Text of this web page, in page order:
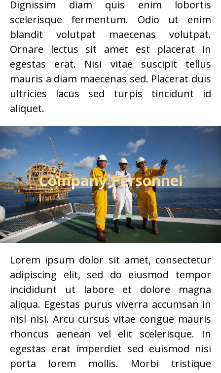
Dignissim diam quis enim lobortis
scelerisque fermentum. Odio ut enim
blandit volutpat maecenas volutpat.
Ornare lectus sit amet est placerat in
egestas erat. Nisi vitae suscipit tellus
mauris a diam maecenas sed. Placerat duis
ultricies lacus sed turpis tincidunt id
aliquet.
Lorem ipsum dolor sit amet, consectetur
adipiscing elit, sed do eiusmod tempor
incididunt ut labore et dolore magna
aliqua. Egestas purus viverra accumsan in
nisl nisi. Arcu cursus vitae congue mauris
rhoncus aenean vel elit scelerisque. In
egestas erat imperdiet sed euismod nisi
porta lorem mollis. Morbi tristique
Company Personnel